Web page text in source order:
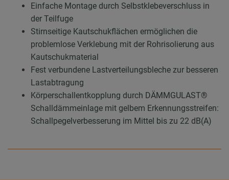
Einfache Montage durch Selbstklebeverschluss in
der Teilfuge
Stirnseitige Kautschukflächen ermöglichen die
problemlose Verklebung mit der Rohrisolierung aus
Kautschukmaterial
Fest verbundene Lastverteilungsbleche zur besseren
Lastabtragung
Körperschallentkopplung durch DÄMMGULAST®
Schalldämmeinlage mit gelbem Erkennungsstreifen:
Schallpegelverbesserung im Mittel bis zu 22 dB(A)